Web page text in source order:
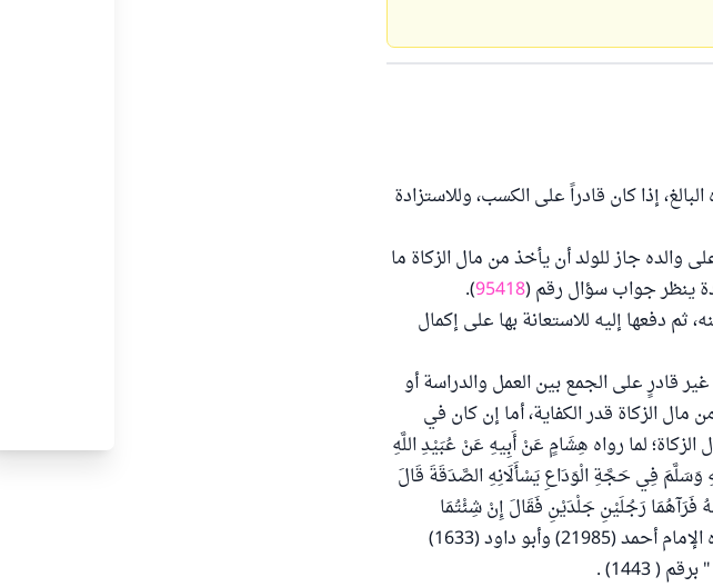
إذا كان قادراً على الكسب، وللاستزادة
والده جاز للولد أن يأخذ من مال الزكاة ما
ينظر جواب سؤال رقم (95418
).
دفعها إليه للاستعانة بها على إكمال
قادرٍ على الجمع بين العمل والدراسة أو
الزكاة قدر الكفاية، أما إن كان في
لما رواه هِشَامٍ عَنْ أَبِيهِ عَنْ عُبَيْدِ اللَّهِ
وَسَلَّمَ فِي حَجَّةِ الْوَدَاعِ يَسْأَلَانِهِ الصَّدَقَةَ قَالَ
رَجُلَيْنِ جَلْدَيْنِ فَقَالَ إِنْ شِئْتُمَا
أَعْطَيْتُكُمَا مِنْهَا وَلَا حَظَّ فِيهَا لِغَنِيٍّ وَلَا لِقَوِيٍّ مُكْتَسِبٍ ) رواه الإمام أحمد (21985) وأبو داود (1633)
1443) .